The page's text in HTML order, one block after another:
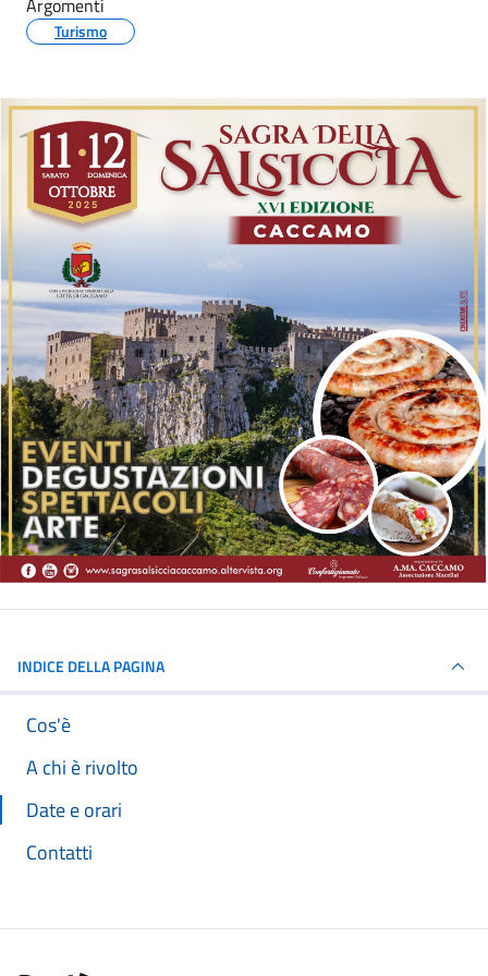
Argomenti
Turismo
INDICE DELLA PAGINA
Cos'è
A chi è rivolto
Date e orari
Contatti